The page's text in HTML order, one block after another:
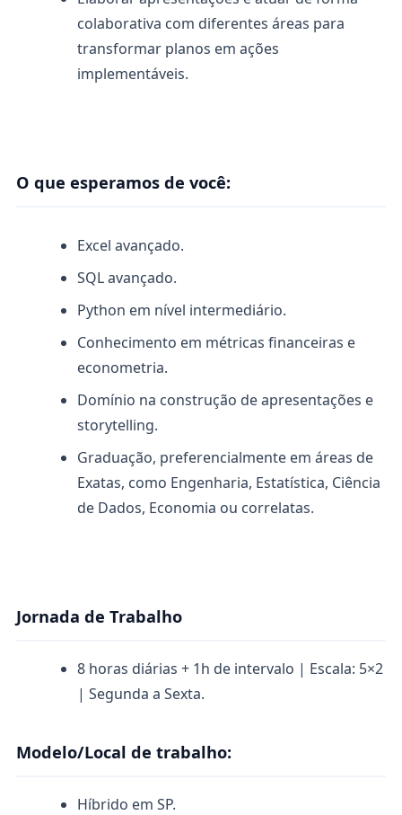
colaborativa com diferentes áreas para
transformar planos em ações
implementáveis.
O que esperamos de você:
Excel avançado.
SQL avançado.
Python em nível intermediário.
Conhecimento em métricas financeiras e
econometria.
Domínio na construção de apresentações e
storytelling.
Graduação, preferencialmente em áreas de
Exatas, como Engenharia, Estatística, Ciência
de Dados, Economia ou correlatas.
Jornada de Trabalho
8 horas diárias + 1h de intervalo | Escala: 5×2
| Segunda a Sexta.
Modelo/Local de trabalho:
Híbrido em SP.